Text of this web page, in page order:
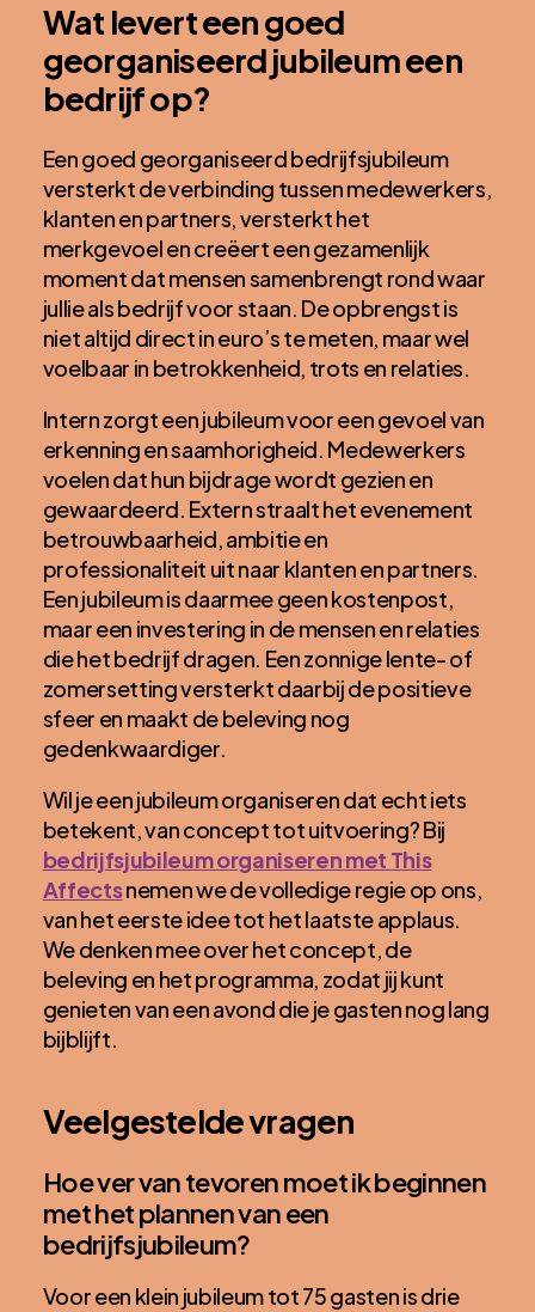
Wat levert een goed
georganiseerd jubileum een
bedrijf op?
Een goed georganiseerd bedrijfsjubileum
versterkt de verbinding tussen medewerkers,
klanten en partners, versterkt het
merkgevoel en creëert een gezamenlijk
moment dat mensen samenbrengt rond waar
jullie als bedrijf voor staan. De opbrengst is
niet altijd direct in euro’s te meten, maar wel
voelbaar in betrokkenheid, trots en relaties.
Intern zorgt een jubileum voor een gevoel van
erkenning en saamhorigheid. Medewerkers
voelen dat hun bijdrage wordt gezien en
gewaardeerd. Extern straalt het evenement
betrouwbaarheid, ambitie en
professionaliteit uit naar klanten en partners.
Een jubileum is daarmee geen kostenpost,
maar een investering in de mensen en relaties
die het bedrijf dragen. Een zonnige lente- of
zomersetting versterkt daarbij de positieve
sfeer en maakt de beleving nog
gedenkwaardiger.
Wil je een jubileum organiseren dat echt iets
betekent, van concept tot uitvoering? Bij
bedrijfsjubileum organiseren met This
Affectsnemen we de volledige regie op ons,
van het eerste idee tot het laatste applaus.
We denken mee over het concept, de
beleving en het programma, zodat jij kunt
genieten van een avond die je gasten nog lang
bijblijft.
Veelgestelde vragen
Hoe ver van tevoren moet ik beginnen
met het plannen van een
bedrijfsjubileum?
Voor een klein jubileum tot 75 gasten is drie